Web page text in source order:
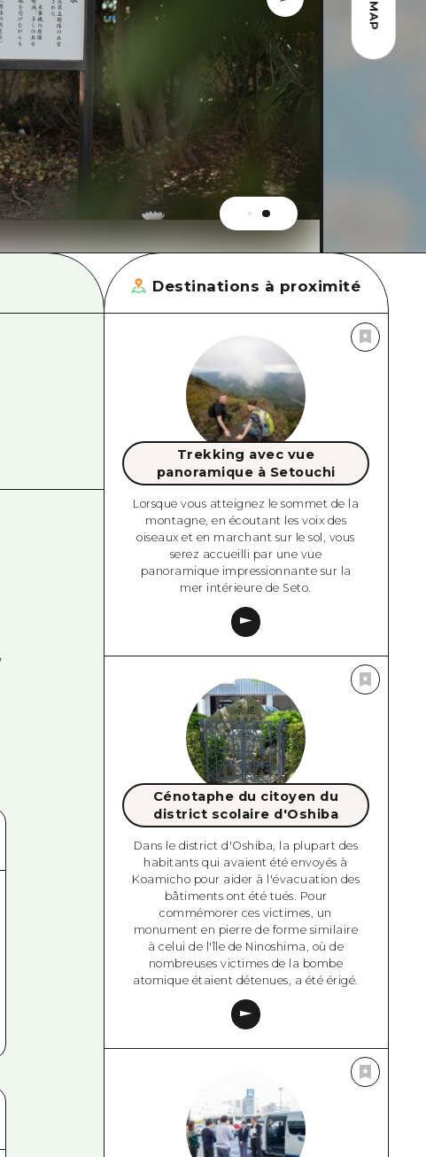
MAP
Destinations à proximité
Trekking avec vue
panoramique à Setouchi
Lorsque vous atteignez le sommet de la
montagne, en écoutant les voix des
oiseaux et en marchant sur le sol, vous
serez accueilli par une vue
panoramique impressionnante sur la
mer intérieure de Seto.
Cénotaphe du citoyen du
district scolaire d'Oshiba
Dans le district d'Oshiba, la plupart des
habitants qui avaient été envoyés à
Koamicho pour aider à l'évacuation des
bâtiments ont été tués. Pour
commémorer ces victimes, un
monument en pierre de forme similaire
à celui de l'île de Ninoshima, où de
nombreuses victimes de la bombe
atomique étaient détenues, a été érigé.